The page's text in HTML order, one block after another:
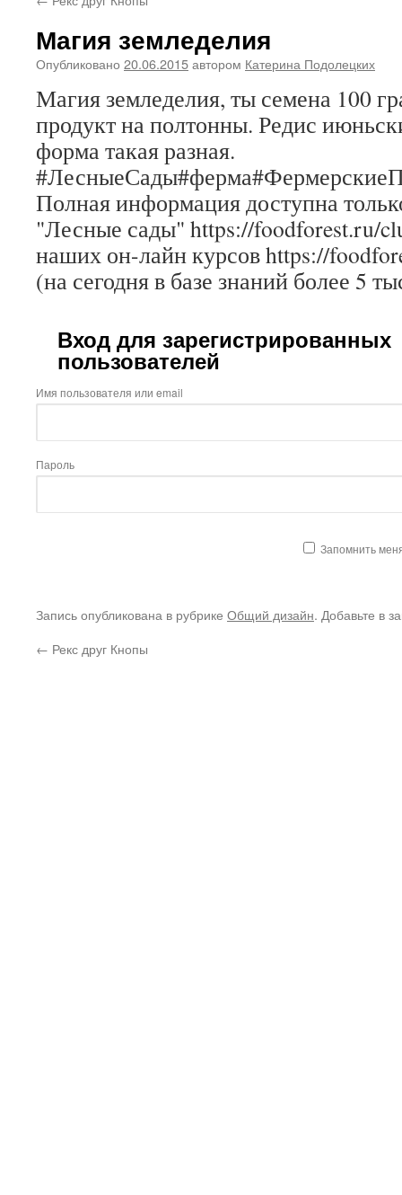
Магия земледелия
Опубликовано 20.06.2015автором Катерина Подолецких
Магия земледелия, ты семена 100
продукт на полтонны. Редис
форма такая разная.
Полная информация доступна
"Лесные сады" https://foodforest.ru/
наших он-лайн курсов https://
(на сегодня в базе знаний более 5
Вход для зарегистрированных
пользователей
Имя пользователя или email
Пароль
Запомнить
Запись опубликована в рубрике Общий дизайн. Добавьте в
← Рекс друг Кнопы